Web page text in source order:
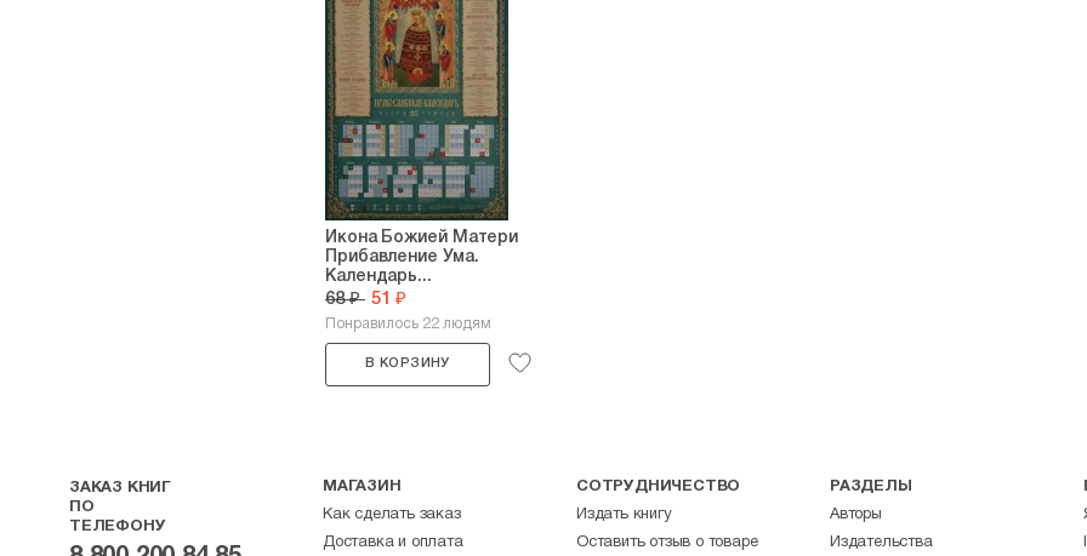
Икона Божией Матери
Прибавление Ума.
Календарь...
68 ₽ 51 ₽
Понравилось 22 людям
В КОРЗИНУ
ЗАКАЗ КНИГ
ПО
ТЕЛЕФОНУ
МАГАЗИН
Как сделать заказ
Доставка и оплата
СОТРУДНИЧЕСТВО
Издать книгу
Оставить отзыв о товаре
РАЗДЕЛЫ
Авторы
Издательства